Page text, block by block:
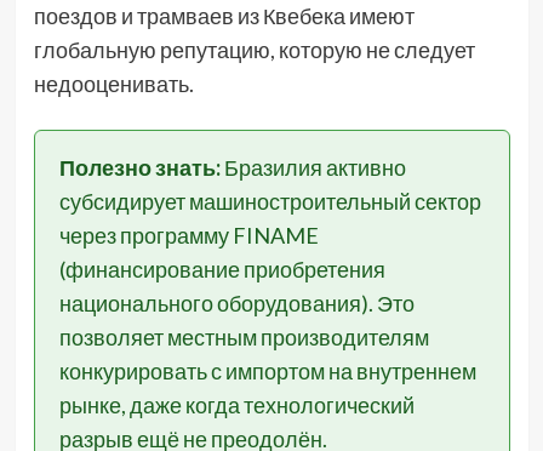
поездов и трамваев из Квебека имеют
глобальную репутацию, которую не следует
недооценивать.
Полезно знать:Бразилия активно
субсидирует машиностроительный сектор
через программу FINAME
(финансирование приобретения
национального оборудования). Это
позволяет местным производителям
конкурировать с импортом на внутреннем
рынке, даже когда технологический
разрыв ещё не преодолён.